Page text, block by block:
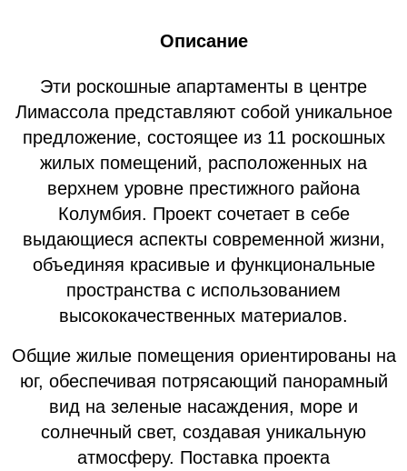
Описание
Эти роскошные апартаменты в центре
Лимассола представляют собой уникальное
предложение, состоящее из 11 роскошных
жилых помещений, расположенных на
верхнем уровне престижного района
Колумбия. Проект сочетает в себе
выдающиеся аспекты современной жизни,
объединяя красивые и функциональные
пространства с использованием
высококачественных материалов.
Общие жилые помещения ориентированы на
юг, обеспечивая потрясающий панорамный
вид на зеленые насаждения, море и
солнечный свет, создавая уникальную
атмосферу. Поставка проекта